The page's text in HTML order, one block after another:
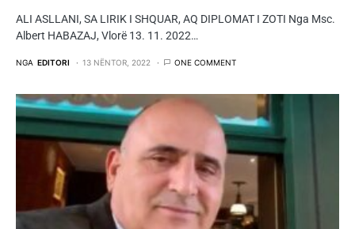
ALI ASLLANI, SA LIRIK I SHQUAR, AQ DIPLOMAT I ZOTI Nga Msc.
Albert HABAZAJ, Vlorë 13. 11. 2022…
NGA EDITORI 13 NËNTOR, 2022 ONE COMMENT